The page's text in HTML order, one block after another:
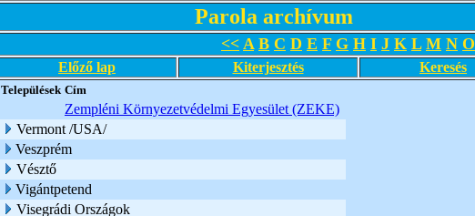
Parola archívum
<< A B C D E F G H I J K L M N O
Előző lap Kiterjesztés Keresés
Települések Cím
Zempléni Környezetvédelmi Egyesület (ZEKE)
Vermont /USA/
Veszprém
Vésztő
Vigántpetend
Visegrádi Országok